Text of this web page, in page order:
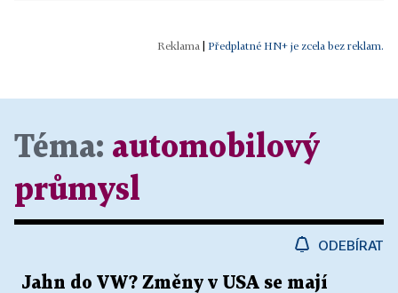
Předplatné HN+ je zcela bez reklam.
Téma: automobilový
průmysl
ODEBÍRAT
Jahn do VW? Změny v USA se mají